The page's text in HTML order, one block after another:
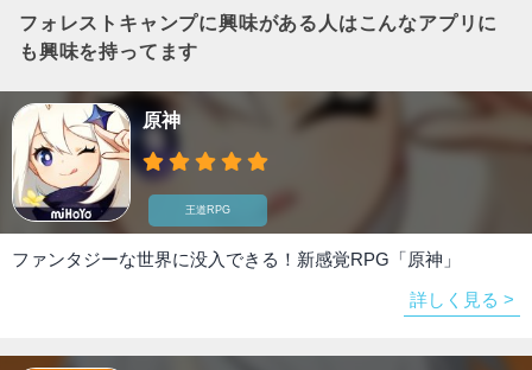
フォレストキャンプに興味がある人はこんなアプリに
も興味を持ってます
原神
王道RPG
ファンタジーな世界に没入できる！新感覚RPG「原神」
詳しく見る >